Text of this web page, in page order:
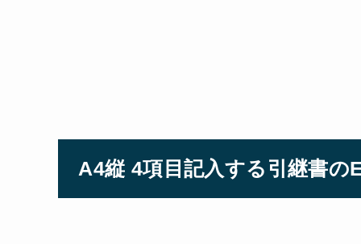
A4縦 4項目記入する引継書の